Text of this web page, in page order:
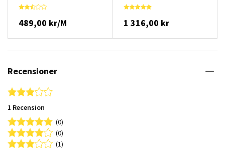
489,00 kr/M 1 316,00 kr
Recensioner
3.0 star rating
1 Recension
(0)
(0)
(1)